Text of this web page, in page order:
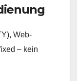
Web-
– kein